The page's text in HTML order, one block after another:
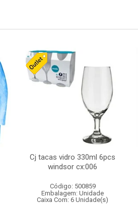
Cj tacas vidro 330ml 6pcs
windsor cx:006
Código: 500859
Embalagem: Unidade
Caixa Com: 6 Unidade(s)